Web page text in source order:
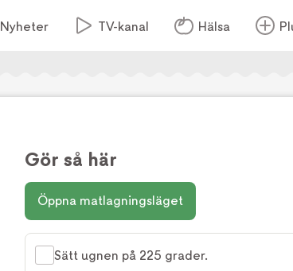
Nyheter TV-kanal Hälsa
Gör så här
Öppna matlagningsläget
Sätt ugnen på 225 grader.